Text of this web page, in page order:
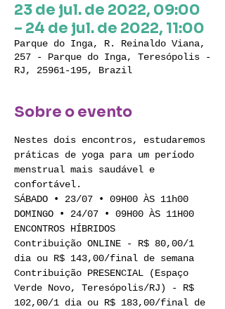
23 de jul. de 2022, 09:00
– 24 de jul. de 2022, 11:00
Parque do Inga, R. Reinaldo Viana,
257 - Parque do Inga, Teresópolis -
RJ, 25961-195, Brazil
Sobre o evento
Nestes dois encontros, estudaremos
práticas de yoga para um período
menstrual mais saudável e
confortável.
SÁBADO • 23/07 • 09H00 ÀS 11h00
DOMINGO • 24/07 • 09H00 ÀS 11H00
ENCONTROS HÍBRIDOS
Contribuição ONLINE - R$ 80,00/1
dia ou R$ 143,00/final de semana
Contribuição PRESENCIAL (Espaço
Verde Novo, Teresópolis/RJ) - R$
102,00/1 dia ou R$ 183,00/final de